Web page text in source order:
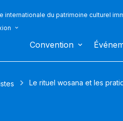
internationale du patrimoine culturel
Convention
Le rituel wosana et les